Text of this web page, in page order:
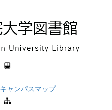
キャンパスマップ